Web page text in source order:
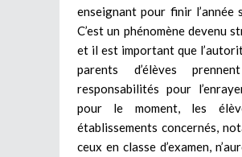
enseignant pour finir l’année
C’est un phénomène devenu
et il est important que
parents d’élèves
responsabilités pour
pour le moment, les
établissements concernés,
ceux en classe d’examen,